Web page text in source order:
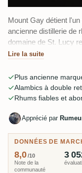
Mount Gay détient
ancienne distillerie de
domaine de St. Lucy
elle reste la référence
Lire la suite
Plus ancienne
Alambics à double
Rhums fiables et
Apprécié par
DONNÉES DE
Note de la
communauté
8,0/10
3